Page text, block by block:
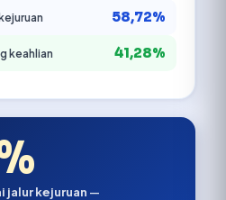
58,72%
keahlian 41,28%
jalur kejuruan —